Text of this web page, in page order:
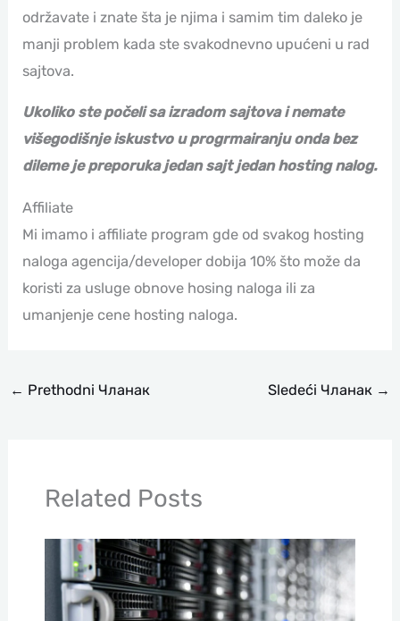
održavate i znate šta je njima i samim tim daleko je
manji problem kada ste svakodnevno upućeni u rad
sajtova.
Ukoliko ste počeli sa izradom sajtova i nemate
višegodišnje iskustvo u progrmairanju onda bez
dileme je preporuka jedan sajt jedan hosting nalog.
Affiliate
Mi imamo i affiliate program gde od svakog hosting
naloga agencija/developer dobija 10% što može da
koristi za usluge obnove hosing naloga ili za
umanjenje cene hosting naloga.
← Prethodni Чланак Sledeći Чланак →
Related Posts